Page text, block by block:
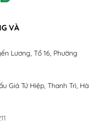
VÀ
Lương, Tổ 16, Phường
Giá Tứ Hiệp, Thanh Trì, Hà